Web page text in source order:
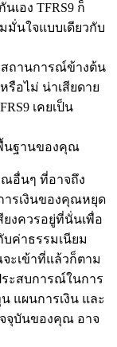
เอง TFRS9 ก็
มั่นใจแบบเดียวกับ
สถานการณ์ข้างต้น
อไม่ น่าเสียดาย
เคยเป็น
นฐานของคุณ
อื่นๆ ที่อาจถึง
ารเงินของคุณหยุด
งควรอยู่ที่นั่นเพื่อ
ค่าธรรมเนียม
ะเข้าที่แล้วก็ตาม
ะสบการณ์ในการ
แผนการเงิน และ
จุบันของคุณ อาจ